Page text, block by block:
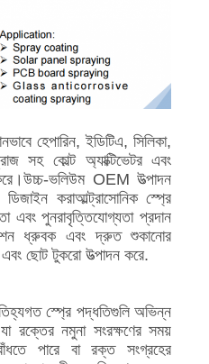
হেপারিন, ইডিটিএ, সিলিকা,
সহ কোল্ট অ্যাক্টিভেটর এবং
ভলিউম OEM উত্পাদন
করাআল্ট্রাসোনিক স্প্রে
এবং পুনরাবৃত্তিযোগ্যতা প্রদান
ধ্রুবক এবং দ্রুত শুকানোর
ছোট টুকরো উত্পাদন করে.
স্প্রে পদ্ধতিগুলি অভিন্ন
রক্তের নমুনা সংরক্ষণের সময়
পারে বা রক্ত সংগ্রহের